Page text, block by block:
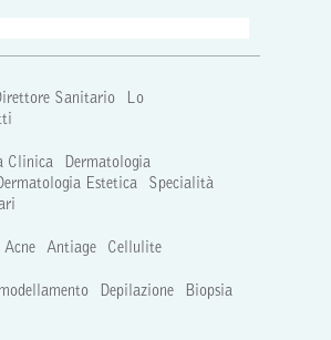
Sanitario
Lo
Clinica
Dermatologia
Estetica
Specialità
Acne Antiage Cellulite
Depilazione Biopsia